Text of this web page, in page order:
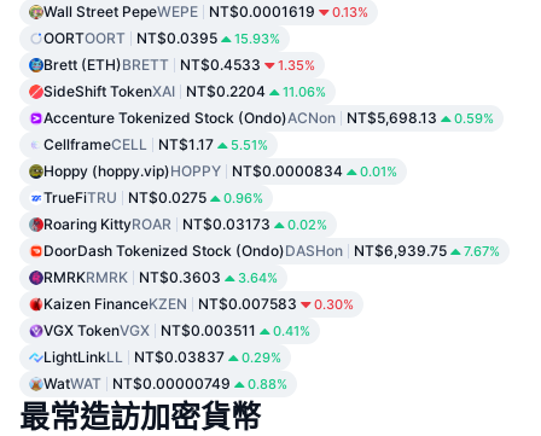
Wall Street PepeWEPE NT$0.0001619 0.13%
OORTOORT NT$0.0395 15.93%
Brett (ETH)BRETT NT$0.4533 1.35%
SideShift TokenXAI NT$0.2204 11.06%
Accenture Tokenized Stock (Ondo)ACNon NT$5,698.13 0.59%
CellframeCELL NT$1.17 5.51%
Hoppy (hoppy.vip)HOPPY NT$0.0000834 0.01%
TrueFiTRU NT$0.0275 0.96%
Roaring KittyROAR NT$0.03173 0.02%
DoorDash Tokenized Stock (Ondo)DASHon NT$6,939.75 7.67%
RMRKRMRK NT$0.3603 3.64%
Kaizen FinanceKZEN NT$0.007583 0.30%
VGX TokenVGX NT$0.003511 0.41%
LightLinkLL NT$0.03837 0.29%
WatWAT NT$0.00000749 0.88%
最常造訪加密貨幣